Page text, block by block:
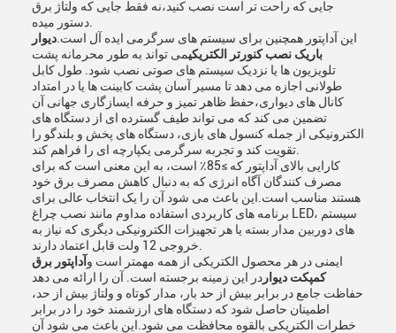
جایی که راحت تر است نصب کنید،نه فقط جایی که ولتاژ برق
این آداپتور همچنین برای سیستم های سرگرمی ایده آل است. دیوار
باریک نصب کنورتر الکتریکیمی تواند به طور محرمانه پشت
تلویزیون ها یا نزدیک سیستم های صوتی نصب شود. طول کابل
طولانی اجازه می دهد تا مسیر آسان پشت کابینت ها یا در امتداد
کانال های دیواری،حفظ ظاهر تمیز و حرفه ایسازگاری جهانی آن
تضمین می کند که می تواند طیف گسترده ای از دستگاه های
الکترونیکی از جمله کنسول های بازی، دستگاه های پخش و بلندگو را
کارایی بالای آداپتور که ≥85٪ است، به این معنی است که برای
مصرف کنندگان آگاه انرژی که به دنبال کاهش مصرف برق خود
هستند مناسب است.این باعث می شود آن را یک انتخاب عالی برای
برنامه های کاربردی استفاده مداوم مانند نصب چراغ LED، سیستم
های دوربین مدار بسته یا هر تجهیزات الکترونیکی دیگری که نیاز به
ایمنی در هر محصول الکتریکی از همه مهمتر است و آداپتور برق
کمپکت دیوار در این زمینه برجسته است. آن را ارائه می دهد
حفاظت جامع در برابر بیش از حد بار، مدار کوتاه و ولتاژ بیش از حد،
اطمینان حاصل شود که دستگاه های ارزشمند خود را در برابر
خطرات الکتریکی بالقوه محافظت می شود.این باعث می شود آن